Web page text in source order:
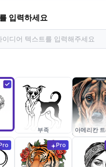
입력하세요
부족
Pro